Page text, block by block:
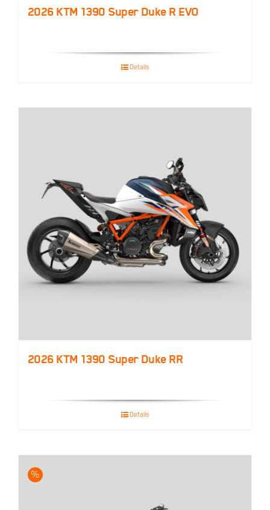
2026 KTM 1390 Super Duke R EVO
Details
2026 KTM 1390 Super Duke RR
Details
%